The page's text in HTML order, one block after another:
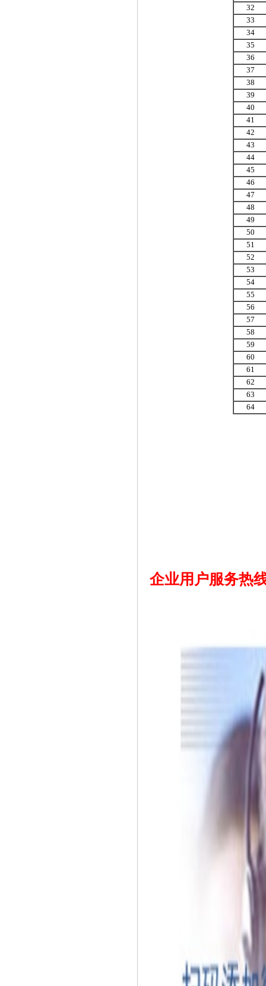
32
33
34
35
36
37
38
39
40
41
42
43
44
45
46
47
48
49
50
51
52
53
54
55
56
57
58
59
60
61
62
63
64
企业用户服务热